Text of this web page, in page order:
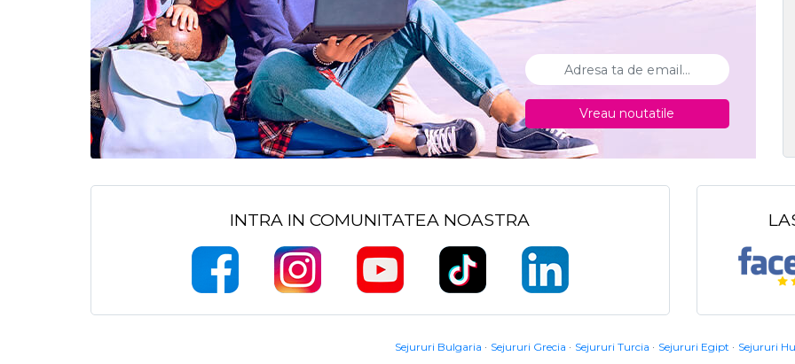
Vreau noutatile
INTRA IN COMUNITATEA NOASTRA
Sejururi Bulgaria Sejururi Grecia Sejururi Turcia Sejururi Egipt Sejururi